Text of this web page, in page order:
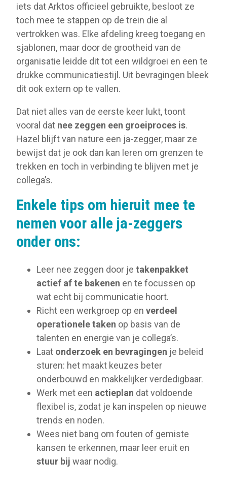
iets dat Arktos officieel gebruikte, besloot ze
toch mee te stappen op de trein die al
vertrokken was. Elke afdeling kreeg toegang en
sjablonen, maar door de grootheid van de
organisatie leidde dit tot een wildgroei en een te
drukke communicatiestijl. Uit bevragingen bleek
dit ook extern op te vallen.
Dat niet alles van de eerste keer lukt, toont
vooral dat nee zeggen een groeiproces is.
Hazel blijft van nature een ja-zegger, maar ze
bewijst dat je ook dan kan leren om grenzen te
trekken en toch in verbinding te blijven met je
collega’s.
Enkele tips om hieruit mee te
nemen voor alle ja-zeggers
onder ons:
Leer nee zeggen door je takenpakket
actief af te bakenen en te focussen op
wat echt bij communicatie hoort.
Richt een werkgroep op en verdeel
operationele taken op basis van de
talenten en energie van je collega’s.
Laat onderzoek en bevragingen je beleid
sturen: het maakt keuzes beter
onderbouwd en makkelijker verdedigbaar.
Werk met een actieplan dat voldoende
flexibel is, zodat je kan inspelen op nieuwe
trends en noden.
Wees niet bang om fouten of gemiste
kansen te erkennen, maar leer eruit en
stuur bij waar nodig.